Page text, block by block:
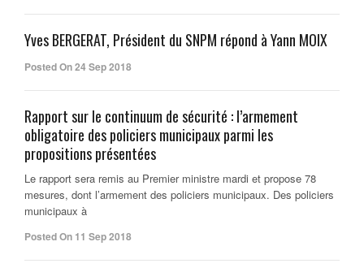
Yves BERGERAT, Président du SNPM répond à Yann MOIX
Posted On 24 Sep 2018
Rapport sur le continuum de sécurité : l’armement
obligatoire des policiers municipaux parmi les
propositions présentées
Le rapport sera remis au Premier ministre mardi et propose 78
mesures, dont l’armement des policiers municipaux. Des policiers
municipaux à
Posted On 11 Sep 2018